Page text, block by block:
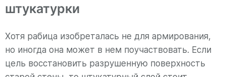
штукатурки
Хотя рабица изобреталась не для армирования,
но иногда она может в нем поучаствовать. Если
цель восстановить разрушенную поверхность